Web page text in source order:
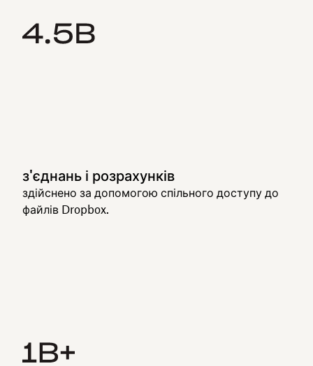
з'єднань і розрахунків
здійснено за допомогою спільного доступу до
файлів Dropbox.